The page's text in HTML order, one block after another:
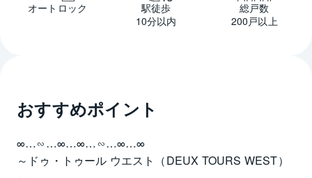
オートロック
駅徒歩
10分以内
総戸数
200戸以上
おすすめポイント
∞…∽…∞…∞…∽…∞…∞
～ドゥ・トゥール ウエスト（DEUX TOURS WEST）